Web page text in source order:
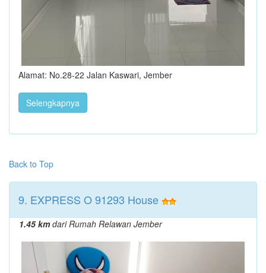
Alamat: No.28-22 Jalan Kaswari, Jember
Selengkapnya
Back to Top
9. EXPRESS O 91293 House
1.45 kmdari Rumah Relawan Jember